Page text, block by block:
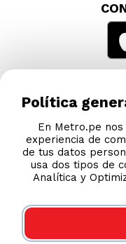
COMPRAS 100%
Política
En Metro.pe
experiencia de
de tus datos
usa dos tipos de
Analítica y